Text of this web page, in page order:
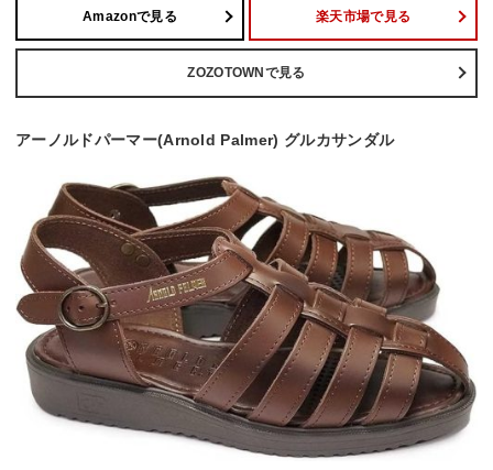
Amazonで見る 楽天市場で見る
ZOZOTOWNで見る
アーノルドパーマー(Arnold Palmer) グルカサンダル